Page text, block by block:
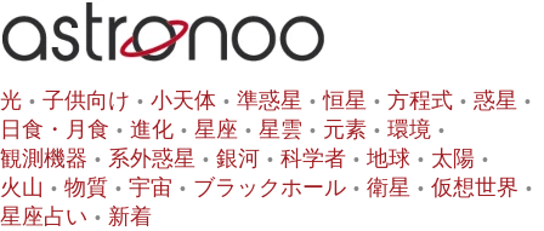
光 子供向け 小天体 準惑星 恒星 方程式
惑星
日食・月食
進化 星座 星雲 元素
環境
観測機器
系外惑星 銀河 科学者 地球
太陽
火山
物質 宇宙 ブラックホール 衛星
仮想世界
星座占い
新着